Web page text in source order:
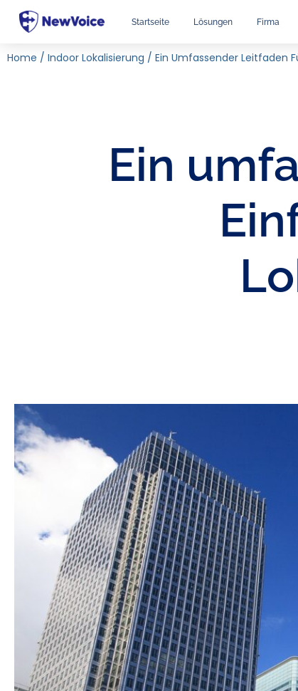
Startseite Lösungen Firma
Home / Indoor Lokalisierung / Ein Umfassender Leitfaden
Ein